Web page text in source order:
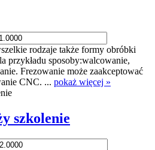
rodzaje także formy obróbki
przykładu sposoby:walcowanie,
Frezowanie może zaakceptować
CNC. ... pokaż więcej »
szkolenie